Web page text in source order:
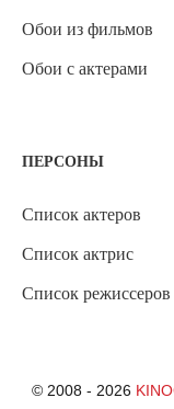
Обои из фильмов
Обои с актерами
ПЕРСОНЫ
Список актеров
Список актрис
Список режиссеров
© 2008 - 2026